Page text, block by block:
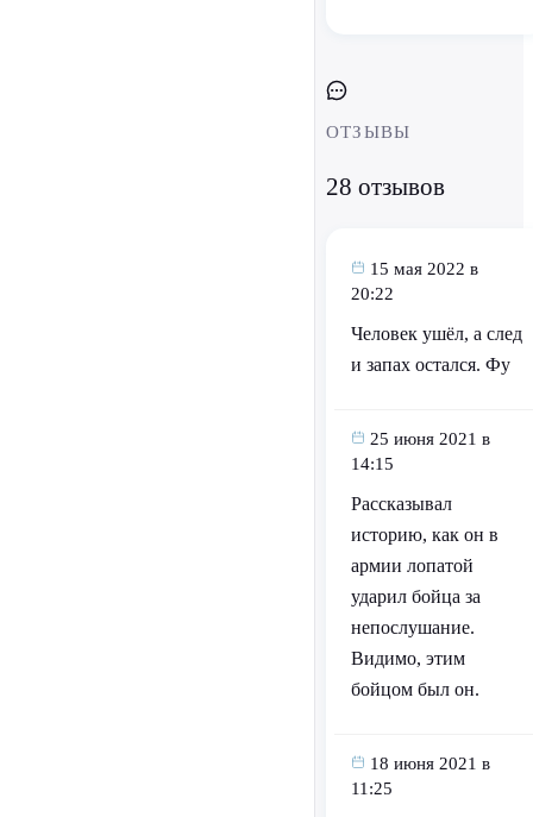
ОТЗЫВЫ
28 отзывов
15 мая 2022 в
20:22
Человек ушёл, а след
и запах остался. Фу
25 июня 2021 в
14:15
Рассказывал
историю, как он в
армии лопатой
ударил бойца за
непослушание.
Видимо, этим
бойцом был он.
18 июня 2021 в
11:25